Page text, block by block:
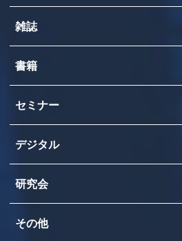
雑誌
書籍
セミナー
デジタル
研究会
その他